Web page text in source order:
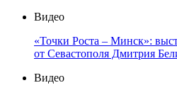
Видео
«Точки Роста – Минск»:
от Севастополя Дмитрия
Видео